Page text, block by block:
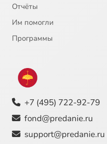
22
27 Лекция 29
Отчёты
Им помогли
Программы
+7 (495) 722-92-79
fond@predanie.ru
support@predanie.ru